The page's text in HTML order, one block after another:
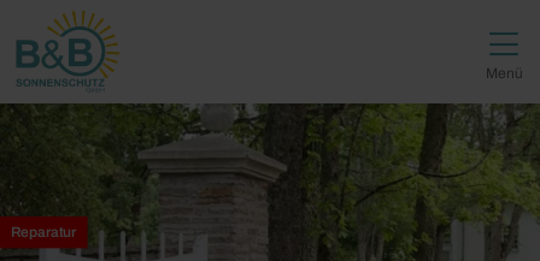
zur Top-Navigation
zur Hauptnavigation
Inhalt springen
zum Footer
Hauptnavigation Menü
Reparatur